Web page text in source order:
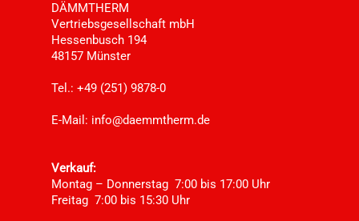
DÄMMTHERM
Vertriebsgesellschaft mbH
Hessenbusch 194
48157 Münster
Tel.: +49 (251) 9878-0
E-Mail: info@daemmtherm.de
Verkauf:
Montag – Donnerstag 7:00 bis 17:00 Uhr
Freitag 7:00 bis 15:30 Uhr